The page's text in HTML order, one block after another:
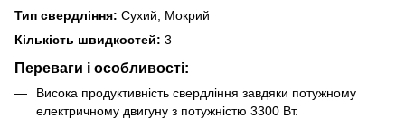
Тип свердління: Сухий; Мокрий
Кількість швидкостей: 3
Переваги і особливості:
Висока продуктивність свердління завдяки потужному
електричному двигуну з потужністю 3300 Вт.